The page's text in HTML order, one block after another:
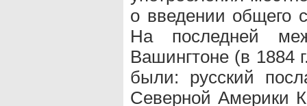
о введении общего
На последней
Вашингтоне (в 1884
были: русский
Северной Америки